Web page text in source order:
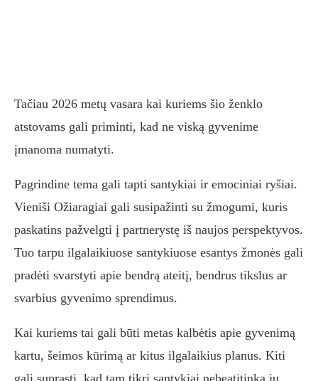
Tačiau 2026 metų vasara kai kuriems šio ženklo
atstovams gali priminti, kad ne viską gyvenime
įmanoma numatyti.
Pagrindine tema gali tapti santykiai ir emociniai ryšiai.
Vieniši Ožiaragiai gali susipažinti su žmogumi, kuris
paskatins pažvelgti į partnerystę iš naujos perspektyvos.
Tuo tarpu ilgalaikiuose santykiuose esantys žmonės gali
pradėti svarstyti apie bendrą ateitį, bendrus tikslus ar
svarbius gyvenimo sprendimus.
Kai kuriems tai gali būti metas kalbėtis apie gyvenimą
kartu, šeimos kūrimą ar kitus ilgalaikius planus. Kiti